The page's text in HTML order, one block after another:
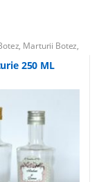
, Marturii Botez,
& Accesorii
Nunta
250 ML